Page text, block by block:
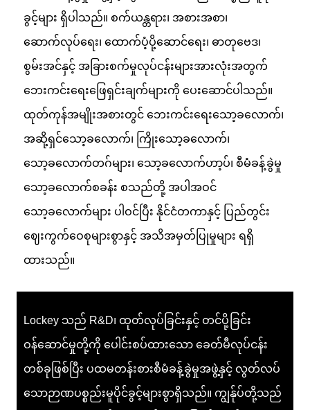
ခွင့်များ ရှိပါသည်။ စက်ယန္တရား၊ အစားအစာ၊
ဆောက်လုပ်ရေး၊ ထောက်ပံ့ပို့ဆောင်ရေး၊ ဓာတုဗေဒ၊
စွမ်းအင်နှင့် အခြားစက်မှုလုပ်ငန်းများအားလုံးအတွက်
ဘေးကင်းရေးဖြေရှင်းချက်များကို ပေးဆောင်ပါသည်။
ထုတ်ကုန်အမျိုးအစားတွင် ဘေးကင်းရေးသော့ခလောက်၊
အဆို့ရှင်သော့ခလောက်၊ ကြိုးသော့ခလောက်၊
သော့ခလောက်တဂ်များ၊ သော့ခလောက်ဟာ့ပ်၊ စီမံခန့်ခွဲမှု
သော့ခလောက်စခန်း စသည်တို့ အပါအဝင်
သော့ခလောက်များ ပါဝင်ပြီး နိုင်ငံတကာနှင့် ပြည်တွင်း
ဈေးကွက်ဝေစုများစွာနှင့် အသိအမှတ်ပြုမှုများ ရရှိ
ထားသည်။
Lockey သည် R&D၊ ထုတ်လုပ်ခြင်းနှင့် တင်ပို့ခြင်း
ဝန်ဆောင်မှုတို့ကို ပေါင်းစပ်ထားသော ခေတ်မီလုပ်ငန်း
တစ်ခုဖြစ်ပြီး ပထမတန်းစားစီမံခန့်ခွဲမှုအဖွဲ့နှင့် လွတ်လပ်
သောဉာဏပစ္စည်းမူပိုင်ခွင့်များစွာရှိသည်။ ကျွန်ုပ်တို့သည်